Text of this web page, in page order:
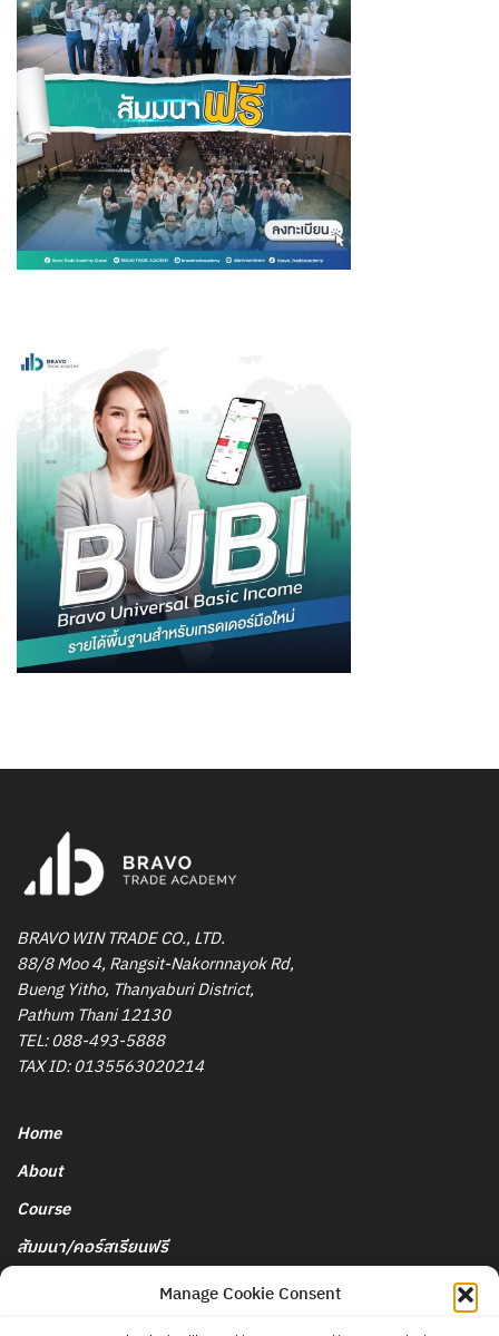
Manage Cookie Consent
BRAVO WIN TRADE CO., LTD.
88/8 Moo 4, Rangsit-Nakornnayok Rd,
Bueng Yitho, Thanyaburi District,
Pathum Thani 12130
TEL:088-493-5888
TAX ID: 0135563020214
Home
About
Course
สัมมนา/คอร์สเรียนฟรี
นโยบายการยกเลิกและคืนเงิน